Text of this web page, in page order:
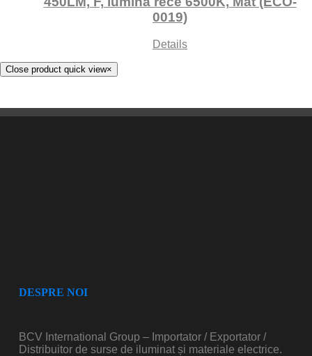
0019)
Details
Close product quick view×
DESPRE NOI
BCV International Group – Importator / Exportator /
Distribuitor de surse de iluminat și materiale electrice.